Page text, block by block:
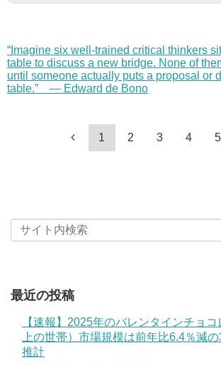
“Imagine six well-trained critical thinkers
table to discuss a new bridge. None of
until someone actually puts a proposal or
table.” — Edward de Bono
1 2 3 4 5
最近の投稿
【速報】2025年のバレンタインチョ
上の世帯）市場規模は前年比6.4％減
推計